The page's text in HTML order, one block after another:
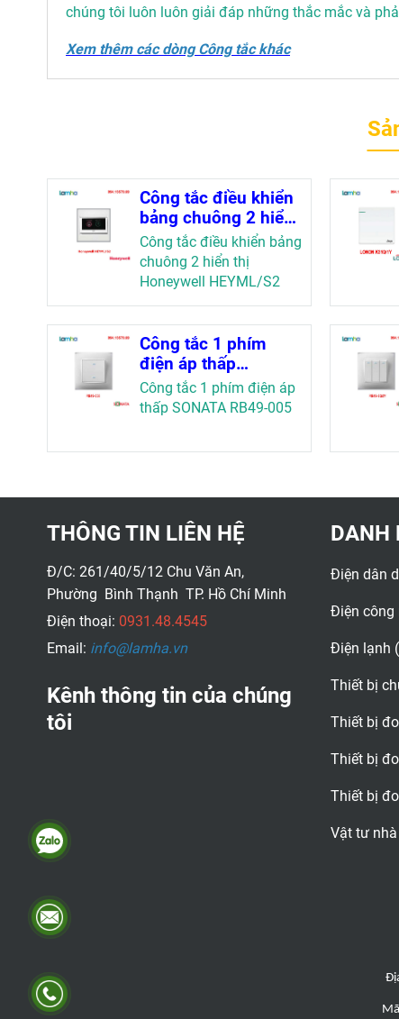
chúng tôi luôn luôn giải đáp những thắc mắc và
Xem thêm các dòng Công tắc khác
Công tắc điều khiển
bảng chuông 2 hiển
thị Honeywell
HEYML/S2
Công tắc điều khiển bảng
chuông 2 hiển thị
Honeywell HEYML/S2
Công tắc 1 phím
điện áp thấp
SONATA RB49-005
Công tắc 1 phím điện áp
thấp SONATA RB49-005
THÔNG TIN LIÊN HỆ
Đ/C: 261/40/5/12 Chu Văn An,
Phường Bình Thạnh TP. Hồ Chí Minh
Điện thoại: 0931.48.4545
Email: info@lamha.vn
Kênh thông tin của chúng
tôi
DANH
Điện dân
Điện công
Điện lạnh
Thiết bị
Thiết bị
Thiết bị
Thiết bị
Vật tư